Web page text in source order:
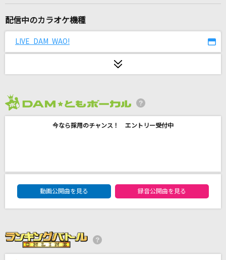
[生音]ツキミソウ
ダイヤモンドヴァージン
Mrs. GREEN APPLE
ドラマツルギー
back number
配信中のカラオケ機種
LIVE DAM WAO!
今なら採用のチャンス！ エントリー受付中
DAM★ともボーカルエントリーランキング
動画公開曲を見る
録音公開曲を見る